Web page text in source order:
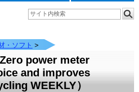
・ソフト >
power meter
and improves
WEEKLY）